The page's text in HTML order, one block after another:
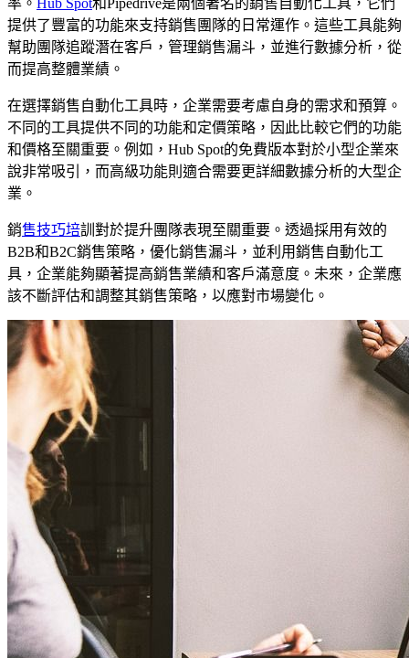
率。 Hub Spot和Pipedrive是兩個著名的銷售自動化工具，它們
提供了豐富的功能來支持銷售團隊的日常運作。這些工具能夠
幫助團隊追蹤潛在客戶，管理銷售漏斗，並進行數據分析，從
而提高整體業績。
在選擇銷售自動化工具時，企業需要考慮自身的需求和預算。
不同的工具提供不同的功能和定價策略，因此比較它們的功能
和價格至關重要。例如，Hub Spot的免費版本對於小型企業來
說非常吸引，而高級功能則適合需要更詳細數據分析的大型企
業。
銷售技巧培訓對於提升團隊表現至關重要。透過採用有效的
B2B和B2C銷售策略，優化銷售漏斗，並利用銷售自動化工
具，企業能夠顯著提高銷售業績和客戶滿意度。未來，企業應
該不斷評估和調整其銷售策略，以應對市場變化。